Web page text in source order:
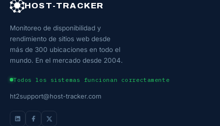
HOST-TRACKER
Monitoreo de disponibilidad y
rendimiento de sitios web desde
más de 300 ubicaciones en todo el
mundo. En el mercado desde 2004.
Todos los sistemas funcionan correctamente
ht2support@host-tracker.com